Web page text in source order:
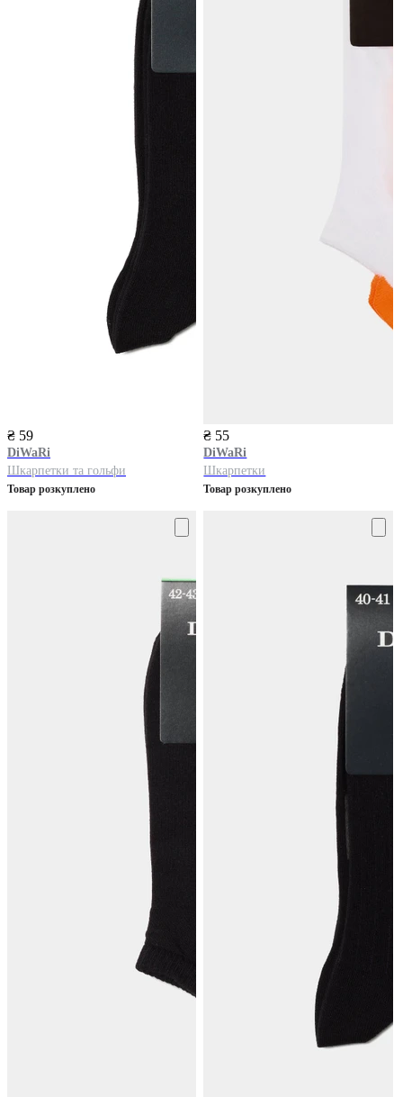
₴ 59
DiWaRi
Шкарпетки та гольфи
Товар розкуплено
₴ 55
DiWaRi
Шкарпетки
Товар розкуплено